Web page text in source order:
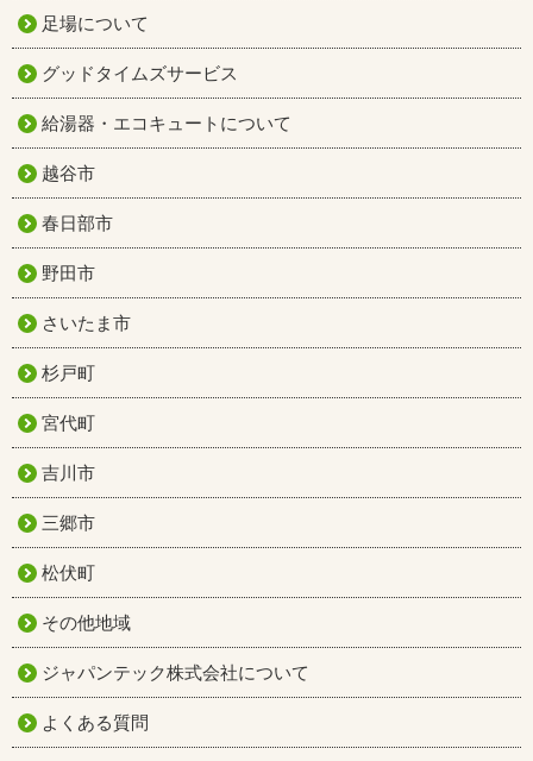
足場について
グッドタイムズサービス
給湯器・エコキュートについて
越谷市
春日部市
野田市
さいたま市
杉戸町
宮代町
吉川市
三郷市
松伏町
その他地域
ジャパンテック株式会社について
よくある質問